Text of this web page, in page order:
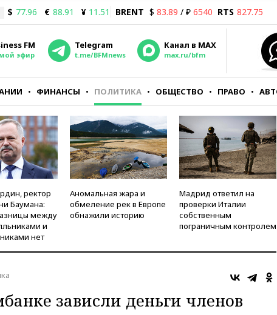
$ 77.96 € 88.91 ¥ 11.51 BRENT $ 83.89 / ₽ 6540 RTS 827.75
FM
эфир
Telegram
t.me/BFMnews
Канал в MAX
max.ru/bfm
ФИНАНСЫ ПОЛИТИКА ОБЩЕСТВО ПРАВО
ректор
Баумана:
между
и
нет
Аномальная жара и
обмеление рек в Европе
обнажили историю
Мадрид ответил на
проверки Италии
собственным
пограничным контролем
зависли деньги членов